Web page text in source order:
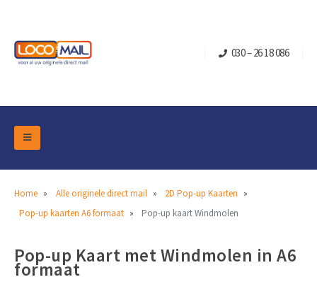
030 – 26 18 086
Home Alle originele direct mail
2D Pop-up Kaarten
Pop-up kaarten A6 formaat
Pop-up kaart Windmolen
Pop-up Kaart met Windmolen in A6
formaat
DM Marketing Tools
Overzicht Categorieën
Pop-up Kubussen
Turning Card
Schuifdoosjes
Retail Marketing
Kerst- en Eindejaar